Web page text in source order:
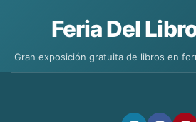
Feria Del
Gran exposición gratuita de libros en